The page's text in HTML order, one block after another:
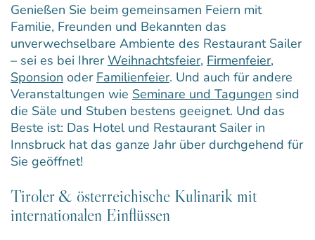
Genießen Sie beim gemeinsamen Feiern mit
Familie, Freunden und Bekannten das
unverwechselbare Ambiente des Restaurant Sailer
– sei es bei IhrerWeihnachtsfeier, Firmenfeier,
Sponsion oder Familienfeier. Und auch für andere
Veranstaltungen wie Seminare und Tagungen sind
die Säle und Stuben bestens geeignet. Und das
Beste ist: Das Hotel und Restaurant Sailer in
Innsbruck hat das ganze Jahr über durchgehend für
Sie geöffnet!
Tiroler & österreichische Kulinarik mit
internationalen Einflüssen